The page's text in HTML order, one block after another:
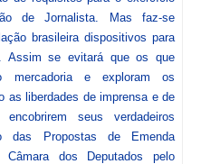
de Jornalista. Mas faz-se
brasileira dispositivos para
Assim se evitará que os que
mercadoria e exploram os
as liberdades de imprensa e de
seus verdadeiros
Propostas de Emenda
Câmara dos Deputados pelo